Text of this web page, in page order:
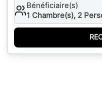
Bénéficiaire(s)
1 Chambre(s), 2